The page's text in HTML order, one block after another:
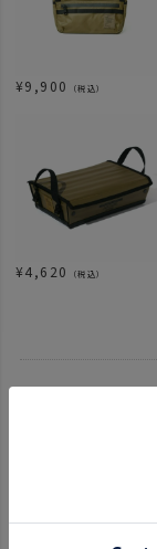
¥9,900 （税込）
¥4,620 （税込）
アウトドア
【AS2OV
ITEM アウトドア